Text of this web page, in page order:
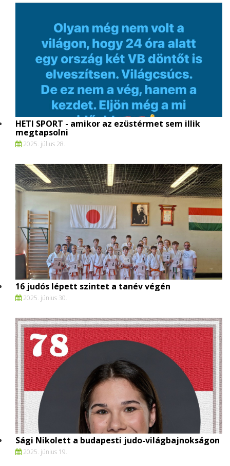
HETI SPORT - amikor az ezüstérmet sem illik
megtapsolni
2025. július 28.
16 judós lépett szintet a tanév végén
2025. június 30.
Sági Nikolett a budapesti judo-világbajnokságon
2025. június 19.